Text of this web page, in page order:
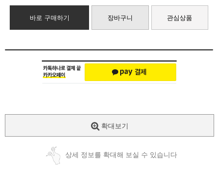
바로 구매하기 장바구니 관심상품
확대보기
상세 정보를 확대해 보실 수 있습니다